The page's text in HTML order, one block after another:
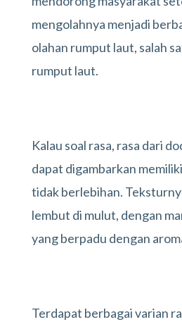
mengolahnya menjadi
olahan rumput laut, salah
rumput laut.
Kalau soal rasa, rasa dari
dapat digambarkan
tidak berlebihan.
lembut di mulut, dengan
yang berpadu dengan
Terdapat berbagai varian